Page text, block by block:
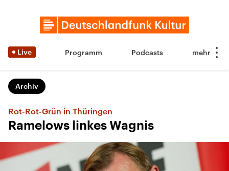
Live Programm Podcasts
Archiv
Rot-Rot-Grün in Thüringen
Ramelows linkes Wagnis